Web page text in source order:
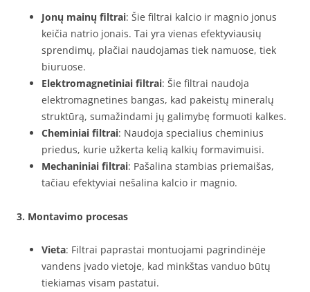
Jonų mainų filtrai: Šie filtrai kalcio ir magnio jonus
keičia natrio jonais. Tai yra vienas efektyviausių
sprendimų, plačiai naudojamas tiek namuose, tiek
biuruose.
Elektromagnetiniai filtrai: Šie filtrai naudoja
elektromagnetines bangas, kad pakeistų mineralų
struktūrą, sumažindami jų galimybę formuoti kalkes.
Cheminiai filtrai: Naudoja specialius cheminius
priedus, kurie užkerta kelią kalkių formavimuisi.
Mechaniniai filtrai: Pašalina stambias priemaišas,
tačiau efektyviai nešalina kalcio ir magnio.
3. Montavimo procesas
Vieta: Filtrai paprastai montuojami pagrindinėje
vandens įvado vietoje, kad minkštas vanduo būtų
tiekiamas visam pastatui.